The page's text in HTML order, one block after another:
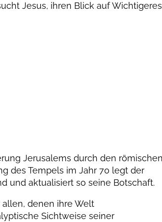
Jesus, ihren Blick auf Wichtigeres
Jerusalems durch den
des Tempels im Jahr 70 legt der
und aktualisiert so seine Botschaft.
allen, denen ihre Welt
Sichtweise seiner